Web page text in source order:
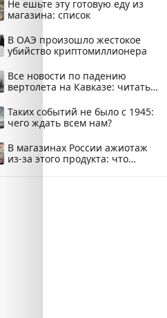
Не ешьте эту готовую еду из
магазина: список
В ОАЭ произошло жестокое
убийство криптомиллионера
Все новости по падению
вертолета на Кавказе: читать
Таких событий не было с 1945:
чего ждать всем нам?
В магазинах России ажиотаж
из-за этого продукта: что